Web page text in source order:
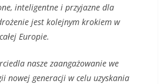
inteligentne i przyjazne dla
jest kolejnym krokiem w
Europie.
nasze zaangażowanie we
nowej generacji w celu uzyskania